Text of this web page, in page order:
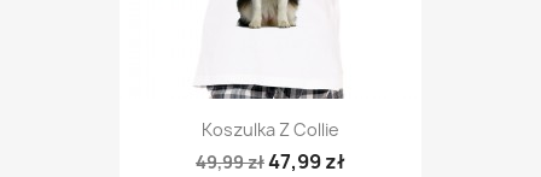
Koszulka Z Collie
49,99 zł47,99 zł